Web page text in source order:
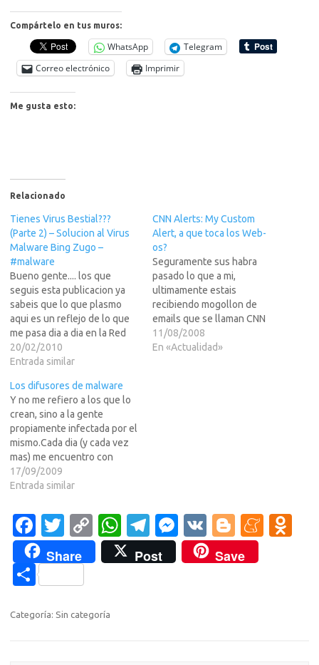
Compártelo en tus muros:
WhatsApp
Telegram
Correo electrónico
Imprimir
Me gusta esto:
Relacionado
Tienes Virus Bestial???
(Parte 2) – Solucion al Virus
Malware Bing Zugo –
#malware
Bueno gente.... los que
seguis esta publicacion ya
sabeis que lo que plasmo
aqui es un reflejo de lo que
me pasa dia a dia en la Red
de redes como usuario,
llamemosle experto.... pero
tiempo que me paso al dia
"conectado". Como dice…
20/02/2010
Entrada similar
CNN Alerts: My Custom
Alert, a que toca los Web-
os?
Seguramente sus habra
pasado lo que a mi,
ultimamente estais
recibiendo mogollon de
emails que se llaman CNN
Alerts o CNN Top10, no?Pos
fale, aunque sus lo habreis
11/08/2008
En «Actualidad»
Los difusores de malware
Y no me refiero a los que lo
crean, sino a la gente
propiamente infectada por el
mismo.Cada dia (y cada vez
mas) me encuentro con
amigos que se conectan al
messenger y me empiezan a
.rar y que ocupa el pack
entero 30k... Los
susodichos…
17/09/2009
Entrada similar
Fa
c
e
b
o
T
w
it
te
r
C
o
p
Li
W
h
at
T
el
e
M
es
se
V
K
Bl
o
g
M
Share Post Save
C
m
Categoría: Sin categoría